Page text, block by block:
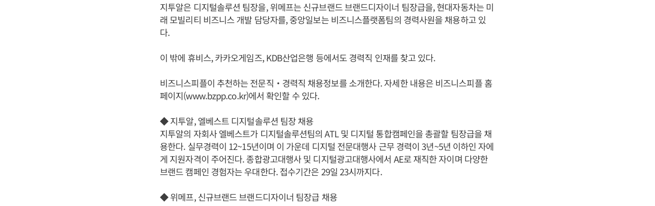
지투알은 디지털솔루션 팀장을, 위메프는 신규브랜드 브랜드디자이너 팀장급을, 현대자동차는 미
래 모빌리티 비즈니스 개발 담당자를, 중앙일보는 비즈니스플랫폼팀의 경력사원을 채용하고 있
다.
이 밖에 휴비스, 카카오게임즈, KDB산업은행 등에서도 경력직 인재를 찾고 있다.
비즈니스피플이 추천하는 전문직‧경력직 채용정보를 소개한다. 자세한 내용은 비즈니스피플 홈
페이지(www.bzpp.co.kr)에서 확인할 수 있다.
◆ 지투알, 엘베스트 디지털솔루션 팀장 채용
지투알의 자회사 엘베스트가 디지털솔루션팀의 ATL 및 디지털 통합캠페인을 총괄할 팀장급을 채
용한다. 실무경력이 12~15년이며 이 가운데 디지털 전문대행사 근무 경력이 3년~5년 이하인 자에
게 지원자격이 주어진다. 종합광고대행사 및 디지털광고대행사에서 AE로 재직한 자이며 다양한
브랜드 캠페인 경험자는 우대한다. 접수기간은 29일 23시까지다.
◆ 위메프, 신규브랜드 브랜드디자이너 팀장급 채용